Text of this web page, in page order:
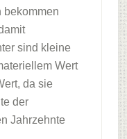
bekommen
sind kleine
Wert
da sie
der
Jahrzehnte